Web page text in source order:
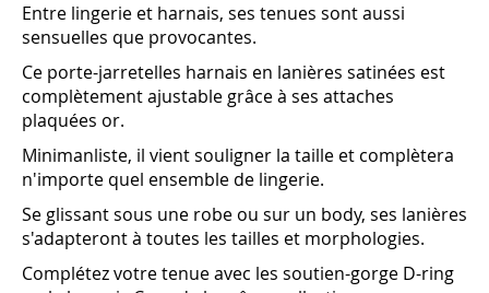
Entre lingerie et harnais, ses tenues sont aussi
sensuelles que provocantes.
Ce porte-jarretelles harnais en lanières satinées est
complètement ajustable grâce à ses attaches
plaquées or.
Minimanliste, il vient souligner la taille et complètera
n'importe quel ensemble de lingerie.
Se glissant sous une robe ou sur un body, ses lanières
s'adapteront à toutes les tailles et morphologies.
Complétez votre tenue avec les soutien-gorge D-ring